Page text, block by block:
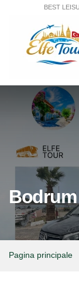
BEST
Bodrum
Pagina principale